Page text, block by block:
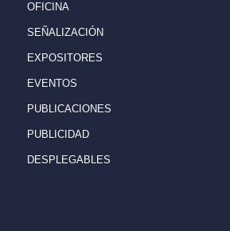
OFICINA
SEÑALIZACIÓN
EXPOSITORES
EVENTOS
PUBLICACIONES
PUBLICIDAD
DESPLEGABLES